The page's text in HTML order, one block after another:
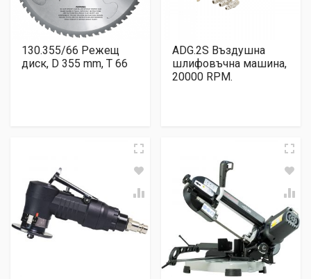
130.355/66 Режещ
диск, D 355 mm, T 66
ADG.2S Въздушна
шлифовъчна машина,
20000 RPM.